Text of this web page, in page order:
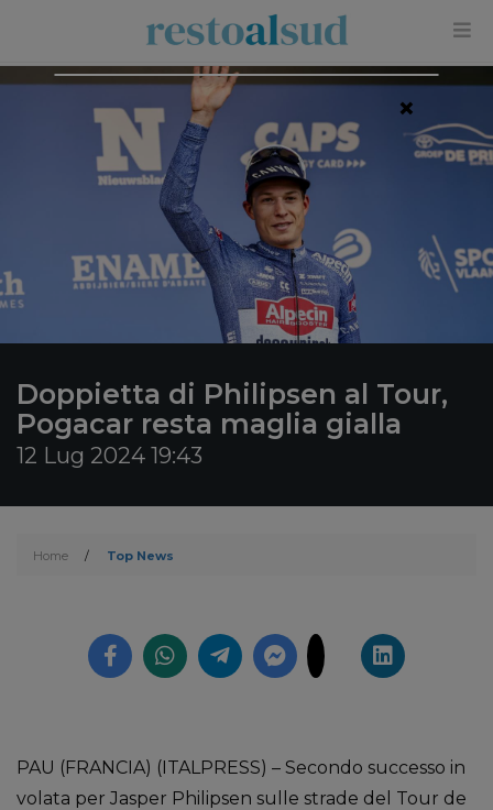
Doppietta di Philipsen al Tour,
Pogacar resta maglia gialla
12 Lug 2024 19:43
Home / Top News
PAU (FRANCIA) (ITALPRESS) – Secondo successo in
volata per Jasper Philipsen sulle strade del Tour de
×